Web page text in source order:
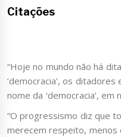
Citações
“Hoje no mundo não há
‘democracia’, os
nome da ‘democracia’, em
“O progressismo diz que
merecem respeito, menos